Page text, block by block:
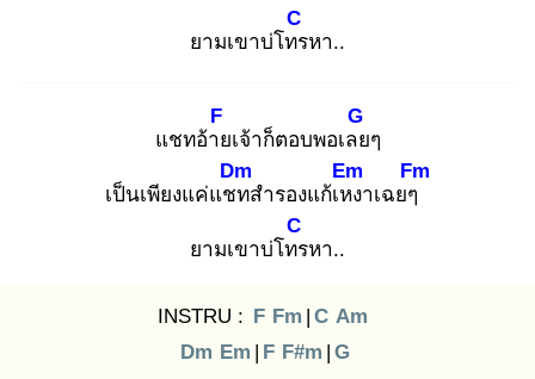
ยามเขาบ่โทร
C
หา..
แชทอ้าย
F
เจ้าก็ตอบพอเลย
G
ๆ
เป็นเพียงแค่แชท
Dm
สำรองแก้เหง
Em
าเฉยๆ
Fm
ยามเขาบ่โทร
C
หา..
INSTRU : F Fm | C Am
Dm Em | F F#m | G